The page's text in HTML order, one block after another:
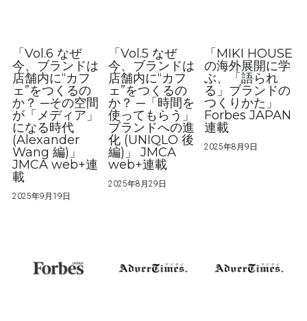
「Vol.6 なぜ
今、ブランドは
店舗内に“カフ
ェ”をつくるの
か？ ─その空間
が「メディア」
になる時代
(Alexander
Wang 編)」
JMCA web+連
載
2025年9月19日
「Vol.5 なぜ
今、ブランドは
店舗内に“カフ
ェ”をつくるの
か？ ─「時間を
使ってもらう」
ブランドへの進
化 (UNIQLO 後
編)」 JMCA
web+連載
2025年8月29日
「MIKI HOUSE
の海外展開に学
ぶ、「語られ
る」ブランドの
つくりかた」
Forbes JAPAN
連載
2025年8月9日